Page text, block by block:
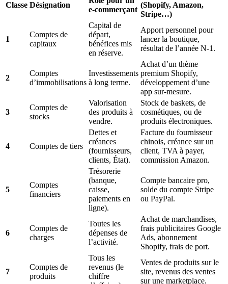
Classe Désignation
e-commerçant
(Shopify, Amazon,
Stripe…)
1
Comptes de
capitaux
Capital de
départ,
bénéfices mis
en réserve.
Apport personnel pour
lancer la boutique,
résultat de l’année N-1.
2
Comptes
d’immobilisations
Investissements
à long terme.
Achat d’un thème
premium Shopify,
développement d’une
app sur-mesure.
3
Comptes de
stocks
Valorisation
des produits à
vendre.
Stock de baskets, de
cosmétiques, ou de
produits électroniques.
4 Comptes de tiers
Dettes et
créances
(fournisseurs,
clients, État).
Facture du fournisseur
chinois, créance sur un
client, TVA à payer,
commission Amazon.
5
Comptes
financiers
Trésorerie
(banque,
caisse,
paiements en
ligne).
Compte bancaire pro,
solde du compte Stripe
ou PayPal.
6
Comptes de
charges
Toutes les
dépenses de
l’activité.
Achat de marchandises,
frais publicitaires Google
Ads, abonnement
Shopify, frais de port.
7
Comptes de
produits
Tous les
revenus (le
chiffre
Ventes de produits sur le
site, revenus des ventes
sur une marketplace.